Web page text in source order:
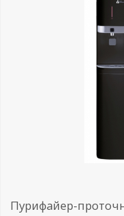
Пурифайер-